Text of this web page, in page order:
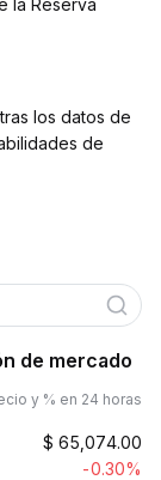
la Reserva
los datos de
de
de mercado
y % en 24 horas
$ 65,074.00
-0.30%